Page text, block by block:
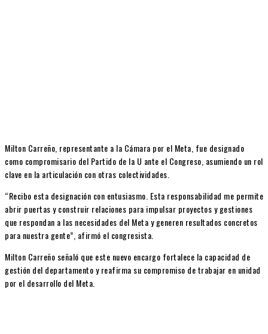
Milton Carreño, representante a la Cámara por el Meta, fue designado
como compromisario del Partido de la U ante el Congreso, asumiendo un rol
clave en la articulación con otras colectividades.
“Recibo esta designación con entusiasmo. Esta responsabilidad me permite
abrir puertas y construir relaciones para impulsar proyectos y gestiones
que respondan a las necesidades del Meta y generen resultados concretos
para nuestra gente”, afirmó el congresista.
Milton Carreño señaló que este nuevo encargo fortalece la capacidad de
gestión del departamento y reafirma su compromiso de trabajar en unidad
por el desarrollo del Meta.